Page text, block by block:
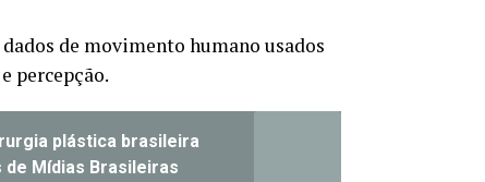
de movimento humano usados
percepção.
plástica brasileira
de Mídias Brasileiras